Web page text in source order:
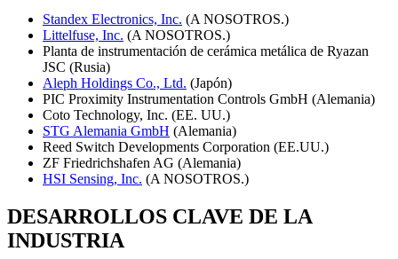
Standex Electronics, Inc. (A NOSOTROS.)
Littelfuse, Inc. (A NOSOTROS.)
Planta de instrumentación de cerámica metálica de Ryazan
JSC (Rusia)
Aleph Holdings Co., Ltd. (Japón)
PIC Proximity Instrumentation Controls GmbH (Alemania)
Coto Technology, Inc. (EE. UU.)
STG Alemania GmbH (Alemania)
Reed Switch Developments Corporation (EE.UU.)
ZF Friedrichshafen AG (Alemania)
HSI Sensing, Inc. (A NOSOTROS.)
DESARROLLOS CLAVE DE LA
INDUSTRIA